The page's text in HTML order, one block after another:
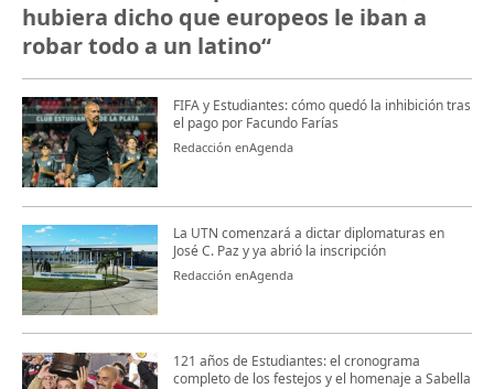
hubiera dicho que europeos le iban a
robar todo a un latino“
FIFA y Estudiantes: cómo quedó la inhibición tras
el pago por Facundo Farías
Redacción enAgenda
La UTN comenzará a dictar diplomaturas en
José C. Paz y ya abrió la inscripción
Redacción enAgenda
121 años de Estudiantes: el cronograma
completo de los festejos y el homenaje a Sabella